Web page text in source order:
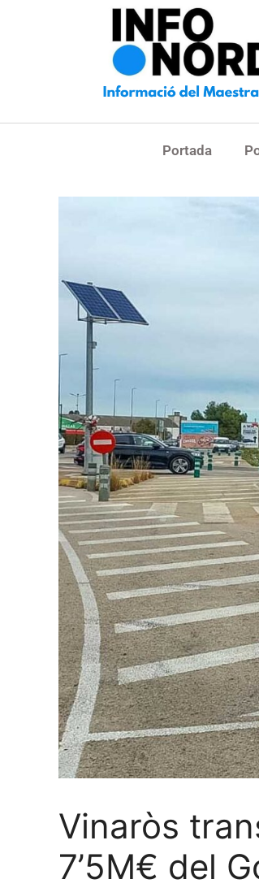
Portada
Vinaròs
7’5M€ del